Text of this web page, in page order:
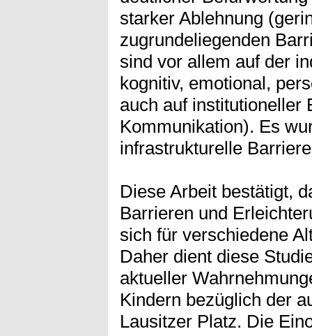
starker Ablehnung
zugrundeliegenden
sind vor allem auf der
kognitiv, emotional,
auch auf institutioneller
Kommunikation). Es
infrastrukturelle
Diese Arbeit bestätigt,
Barrieren und
sich für verschiedene
Daher dient diese
aktueller
Kindern bezüglich der
Lausitzer Platz. Die